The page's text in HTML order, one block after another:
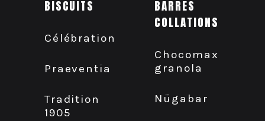
BISCUITS
Célébration
Praeventia
Tradition
1905
BARRES
COLLATIONS
Chocomax
granola
Nügabar